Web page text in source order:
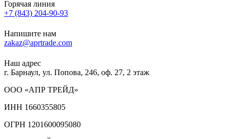
Горячая линия
+7 (843) 204-90-93
Напишите нам
zakaz@aprtrade.com
Наш адрес
г. Барнаул, ул. Попова, 246, оф. 27, 2 этаж
ООО «АПР ТРЕЙД»
ИНН 1660355805
ОГРН 1201600095080